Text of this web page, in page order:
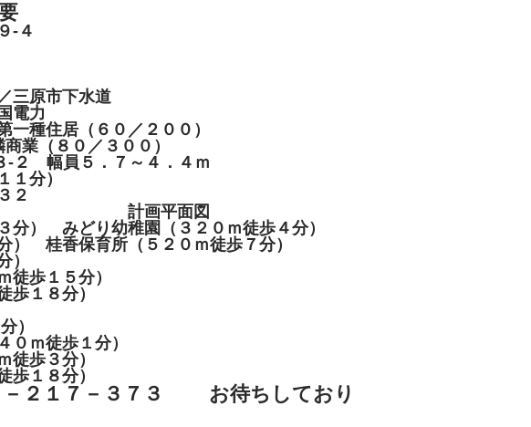
-４
原市下水道
力
種住居（６０／２００）
３００）
幅員５．７～４．４ｍ
分）
２
面図
みどり幼稚園（３２０ｍ徒歩４分）
香保育所（５２０ｍ徒歩７分）
歩１５分）
１８分）
）
徒歩１分）
歩３分）
１８分）
２１７－３７３ お待ちしており